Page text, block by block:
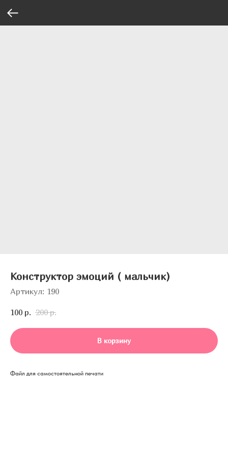
Конструктор эмоций ( мальчик)
Артикул: 190
100 р. 200 р.
В корзину
Файл для самостоятельной печати